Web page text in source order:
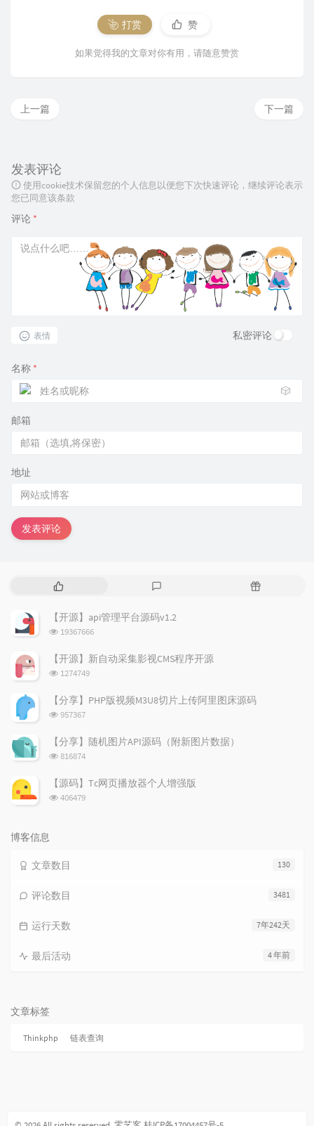
打赏 赞
如果觉得我的文章对你有用，请随意赞赏
下一篇
上一篇
发表评论
使用cookie技术保留您的个人信息以便您下次快速评论，继续评论表示
您已同意该条款
评论 *
表情 私密评论
名称 *
🎲
邮箱
地址
发表评论
热
文
章
评
随
【开源】api管理平台源码v1.2
浏
次
数:
19367666
【开源】新自动采集影视CMS程序开源
浏
次
数:
1274749
【分享】PHP版视频M3U8切片上传阿里图床源码
浏
次
数:
957367
【分享】随机图片API源码（附新图片数据）
浏
次
数:
816874
【源码】Tc网页播放器个人增强版
浏
406479
博客信息
130
文章数目
3481
评论数目
7年242天
运行天数
4 年前
最后活动
文章标签
Thinkphp 链表查询